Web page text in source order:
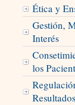
Ética y
Gestión,
Interés
los